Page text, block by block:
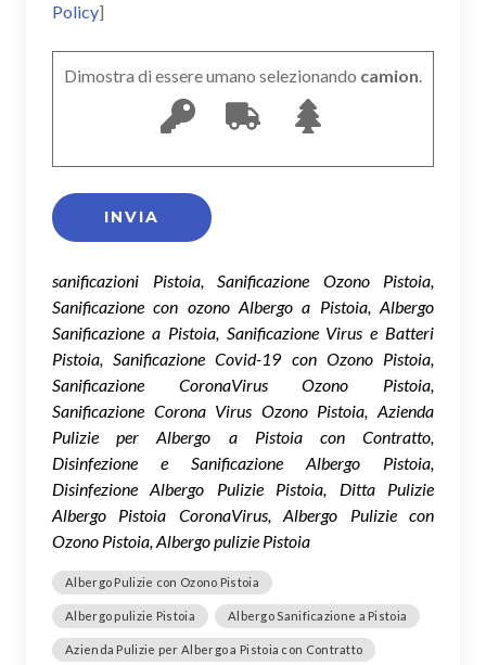
Policy]
Dimostra di essere umano selezionando camion.
sanificazioni Pistoia, Sanificazione Ozono Pistoia,
Sanificazione con ozono Albergo a Pistoia, Albergo
Sanificazione a Pistoia, Sanificazione Virus e Batteri
Pistoia, Sanificazione Covid-19 con Ozono Pistoia,
Sanificazione CoronaVirus Ozono Pistoia,
Sanificazione Corona Virus Ozono Pistoia, Azienda
Pulizie per Albergo a Pistoia con Contratto,
Disinfezione e Sanificazione Albergo Pistoia,
Disinfezione Albergo Pulizie Pistoia, Ditta Pulizie
Albergo Pistoia CoronaVirus, Albergo Pulizie con
Ozono Pistoia, Albergo pulizie Pistoia
Albergo Pulizie con Ozono Pistoia
Albergo pulizie Pistoia Albergo Sanificazione a Pistoia
Azienda Pulizie per Albergo a Pistoia con Contratto